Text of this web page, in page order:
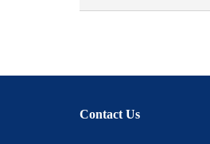
Contact Us